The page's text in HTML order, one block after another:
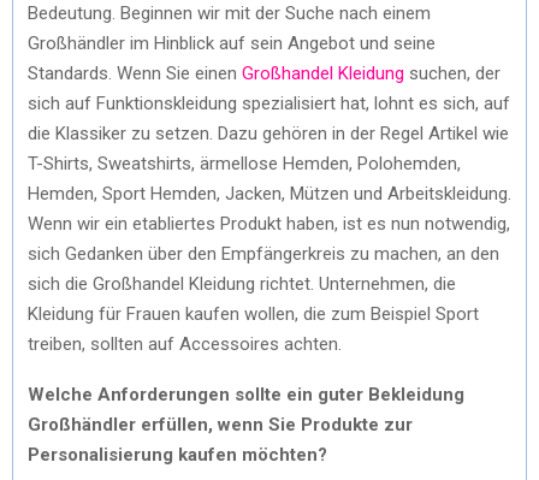
Bedeutung. Beginnen wir mit der Suche nach einem
Großhändler im Hinblick auf sein Angebot und seine
Standards. Wenn Sie einen Großhandel Kleidung suchen, der
sich auf Funktionskleidung spezialisiert hat, lohnt es sich, auf
die Klassiker zu setzen. Dazu gehören in der Regel Artikel wie
T-Shirts, Sweatshirts, ärmellose Hemden, Polohemden,
Hemden, Sport Hemden, Jacken, Mützen und Arbeitskleidung.
Wenn wir ein etabliertes Produkt haben, ist es nun notwendig,
sich Gedanken über den Empfängerkreis zu machen, an den
sich die Großhandel Kleidung richtet. Unternehmen, die
Kleidung für Frauen kaufen wollen, die zum Beispiel Sport
treiben, sollten auf Accessoires achten.
Welche Anforderungen sollte ein guter Bekleidung
Großhändler erfüllen, wenn Sie Produkte zur
Personalisierung kaufen möchten?